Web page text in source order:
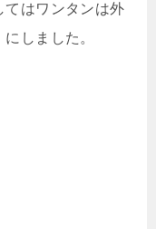
てはワンタンは外
しました。